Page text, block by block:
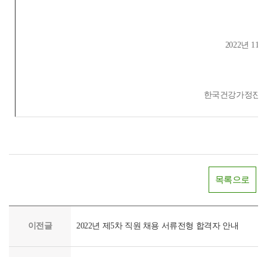
2022년 11
한국건강가정진
목록으로
이전글 2022년 제5차 직원 채용 서류전형 합격자 안내